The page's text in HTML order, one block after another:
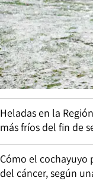
Heladas en la
más fríos del fin de
Cómo el cochayuyo
del cáncer, según